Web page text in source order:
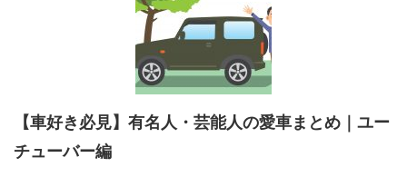
【車好き必見】有名人・芸能人の愛車まとめ｜ユー
チューバー編